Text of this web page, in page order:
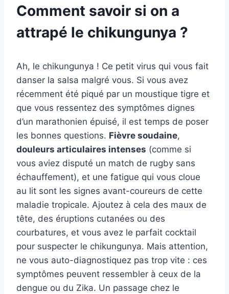
Comment savoir si on a
attrapé le chikungunya ?
Ah, le chikungunya ! Ce petit virus qui vous fait
danser la salsa malgré vous. Si vous avez
récemment été piqué par un moustique tigre et
que vous ressentez des symptômes dignes
d’un marathonien épuisé, il est temps de poser
les bonnes questions. Fièvre soudaine,
douleurs articulaires intenses (comme si
vous aviez disputé un match de rugby sans
échauffement), et une fatigue qui vous cloue
au lit sont les signes avant-coureurs de cette
maladie tropicale. Ajoutez à cela des maux de
tête, des éruptions cutanées ou des
courbatures, et vous avez le parfait cocktail
pour suspecter le chikungunya. Mais attention,
ne vous auto-diagnostiquez pas trop vite : ces
symptômes peuvent ressembler à ceux de la
dengue ou du Zika. Un passage chez le